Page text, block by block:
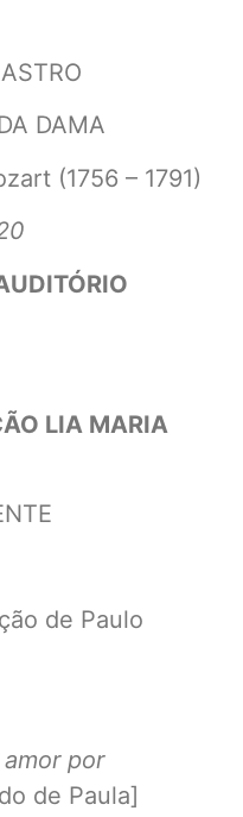
DAMA
(1756 – 1791)
LIA MARIA
de Paulo
por
de Paula]